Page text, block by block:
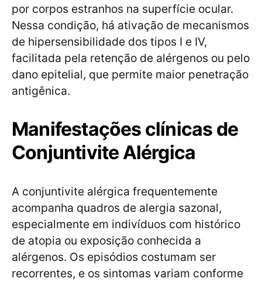
por corpos estranhos na superfície ocular.
Nessa condição, há ativação de mecanismos
de hipersensibilidade dos tipos I e IV,
facilitada pela retenção de alérgenos ou pelo
dano epitelial, que permite maior penetração
antigênica.
Manifestações clínicas de
Conjuntivite Alérgica
A conjuntivite alérgica frequentemente
acompanha quadros de alergia sazonal,
especialmente em indivíduos com histórico
de atopia ou exposição conhecida a
alérgenos. Os episódios costumam ser
recorrentes, e os sintomas variam conforme